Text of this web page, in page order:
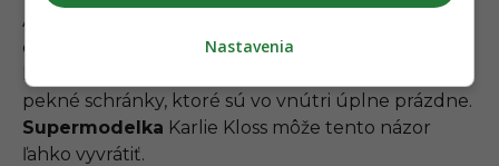
Ako sme už zmienili na začiatku, množstvo ľudí si o
celebritnej inteligencii myslí svoje. Osobitnou
pekné schránky, ktoré sú vo vnútri úplne prázdne.
Supermodelka Karlie Kloss môže tento názor
ľahko vyvrátiť.
Nastavenia